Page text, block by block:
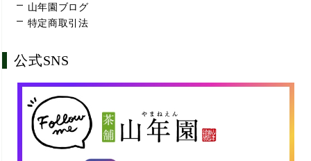
山年園ブログ
特定商取引法
公式SNS